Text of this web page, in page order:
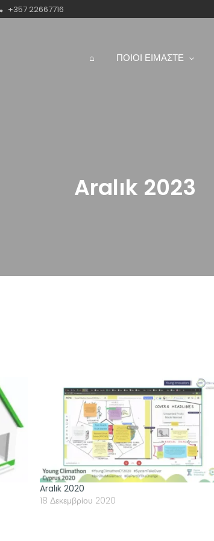
+357 22667716
⌂ ΠΟΙΟΙ ΕΙΜΑΣΤΕ
Aralık 2023
Aralık 2020
18 Δεκεμβρίου 2020